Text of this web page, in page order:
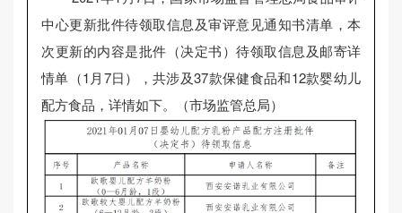
中心更新批件待领取信息及审评意见通知书清单，本
次更新的内容是批件（决定书）待领取信息及邮寄详
情单（1月7日），共涉及37款保健食品和12款婴幼儿
配方食品，详情如下。（市场监管总局）